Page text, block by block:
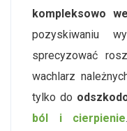
kompleksowo
pozyskiwaniu
sprecyzować
wachlarz
tylko do
ból i cierpienie